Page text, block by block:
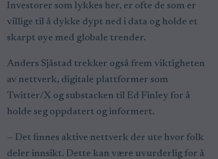
Investorer som lykkes her, er ofte de som er
villige til å dykke dypt ned i data og holde et
skarpt øye med globale trender.
Anders Sjåstad trekker også frem viktigheten
av nettverk, digitale plattformer som
Twitter/X og substacken til Ed Finley for å
holde seg oppdatert og informert.
— Det finnes aktive nettverk der ute hvor folk
deler innsikt. Dette kan være uvurderlig for å